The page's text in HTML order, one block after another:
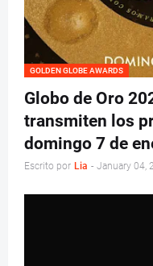
GOLDEN GLOBE AWARDS
Globo de Oro
transmiten los
domingo 7 de
Escrito por Lia - January 04,